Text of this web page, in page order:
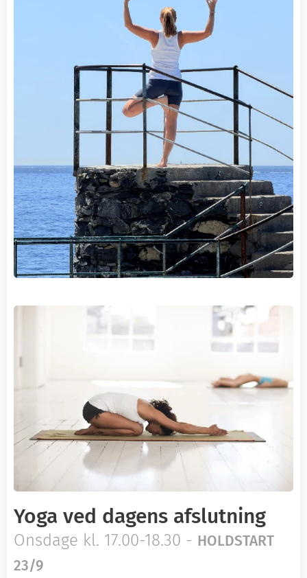
Yoga ved dagens afslutning
Onsdage kl. 17.00-18.30 - HOLDSTART
23/9